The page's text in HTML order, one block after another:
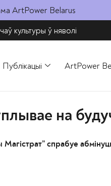
ArtPower Belarus
культуры ў няволі​
Публікацыі ArtPower
на
спрабуе абмінуць